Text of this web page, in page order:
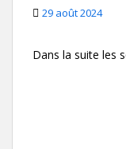
29 août 2024
Dans la suite les